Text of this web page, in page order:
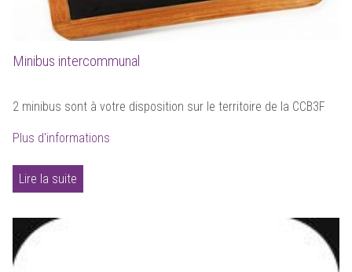
Minibus intercommunal
2 minibus sont à votre disposition sur le territoire de la CCB3F
Plus d'informations
Lire la suite